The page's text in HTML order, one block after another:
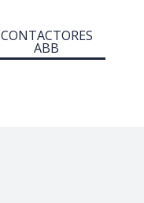
materia
CONTACTORES
ABB